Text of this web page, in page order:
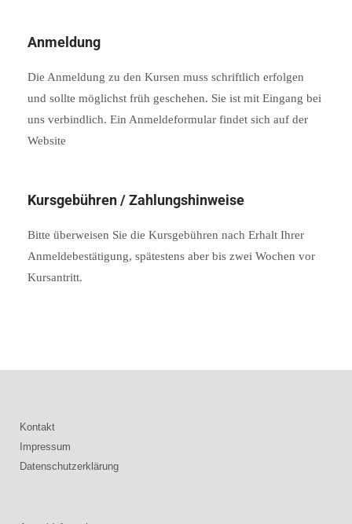
Anmeldung
Die Anmeldung zu den Kursen muss schriftlich erfolgen
und sollte möglichst früh geschehen. Sie ist mit Eingang bei
uns verbindlich. Ein Anmeldeformular findet sich auf der
Website
Kursgebühren / Zahlungshinweise
Bitte überweisen Sie die Kursgebühren nach Erhalt Ihrer
Anmeldebestätigung, spätestens aber bis zwei Wochen vor
Kursantritt.
Kontakt
Impressum
Datenschutzerklärung